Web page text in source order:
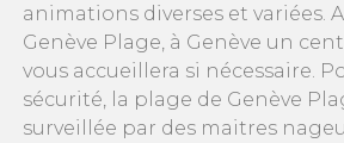
animations diverses et variées.
Genève Plage, à Genève un
vous accueillera si nécessaire.
sécurité, la plage de Genève
surveillée par des maitres